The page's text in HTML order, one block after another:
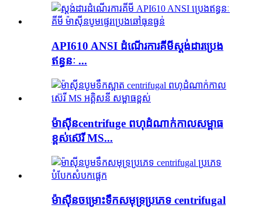
API610 ANSI ដំណើរការគីមីស្តង់ដារប្រេង
ឥន្ធនៈ ...
ម៉ាស៊ីន​centrifuge ពហុដំណាក់កាល​សម្ពាធ
ខ្ពស់​ស៊េរី MS...
ម៉ាស៊ីនចម្រោះទឹកសមុទ្រប្រភេទ centrifugal